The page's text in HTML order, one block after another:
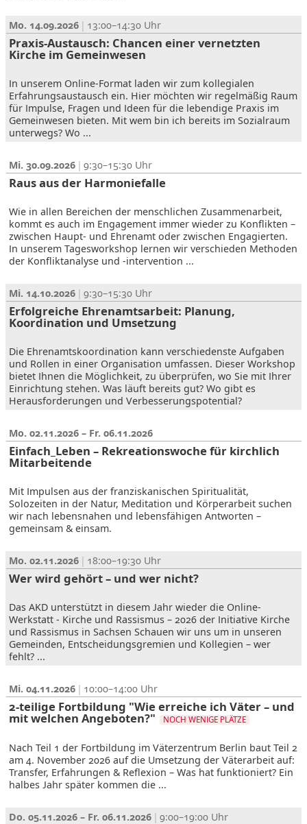
Mo. 14.09.2026 13:00–14:30
Praxis-Austausch: Chancen einer vernetzten
Kirche im Gemeinwesen
In unserem Online-Format laden wir zum kollegialen
Erfahrungsaustausch ein. Hier möchten wir regelmäßig Raum
für Impulse, Fragen und Ideen für die lebendige Praxis im
Gemeinwesen bieten. Mit wem bin ich bereits im Sozialraum
unterwegs? Wo ...
Mi. 30.09.2026 9:30–15:30
Raus aus der Harmoniefalle
Wie in allen Bereichen der menschlichen Zusammenarbeit,
kommt es auch im Engagement immer wieder zu Konflikten –
zwischen Haupt- und Ehrenamt oder zwischen Engagierten.
In unserem Tagesworkshop lernen wir verschieden Methoden
der Konfliktanalyse und -intervention ...
Mi. 14.10.2026 9:30–15:30
Erfolgreiche Ehrenamtsarbeit: Planung,
Koordination und Umsetzung
Die Ehrenamtskoordination kann verschiedenste Aufgaben
und Rollen in einer Organisation umfassen. Dieser Workshop
bietet Ihnen die Möglichkeit, zu überprüfen, wo Sie mit Ihrer
Einrichtung stehen. Was läuft bereits gut? Wo gibt es
Herausforderungen und Verbesserungspotential?
Mo. 02.11.2026 – Fr. 06.11.2026
Einfach_Leben – Rekreationswoche für kirchlich
Mitarbeitende
Mit Impulsen aus der franziskanischen Spiritualität,
Solozeiten in der Natur, Meditation und Körperarbeit suchen
wir nach lebensnahen und lebensfähigen Antworten –
gemeinsam & einsam.
Mo. 02.11.2026 18:00–19:30
Wer wird gehört – und wer nicht?
Das AKD unterstützt in diesem Jahr wieder die Online-
Werkstatt - Kirche und Rassismus – 2026 der Initiative Kirche
und Rassismus in Sachsen Schauen wir uns um in unseren
Gemeinden, Entscheidungsgremien und Kollegien – wer
fehlt? ...
Mi. 04.11.2026 10:00–14:00
2-teilige Fortbildung "Wie erreiche ich Väter – und
mit welchen Angeboten?" NOCH WENIGE PLÄTZE
Nach Teil 1 der Fortbildung im Väterzentrum Berlin baut Teil 2
am 4. November 2026 auf die Umsetzung der Väterarbeit auf:
Transfer, Erfahrungen & Reflexion – Was hat funktioniert? Ein
halbes Jahr später kommen die ...
Do. 05.11.2026 – Fr. 06.11.2026 9:00–19:00